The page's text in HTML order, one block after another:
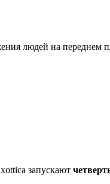
людей на переднем
запускают